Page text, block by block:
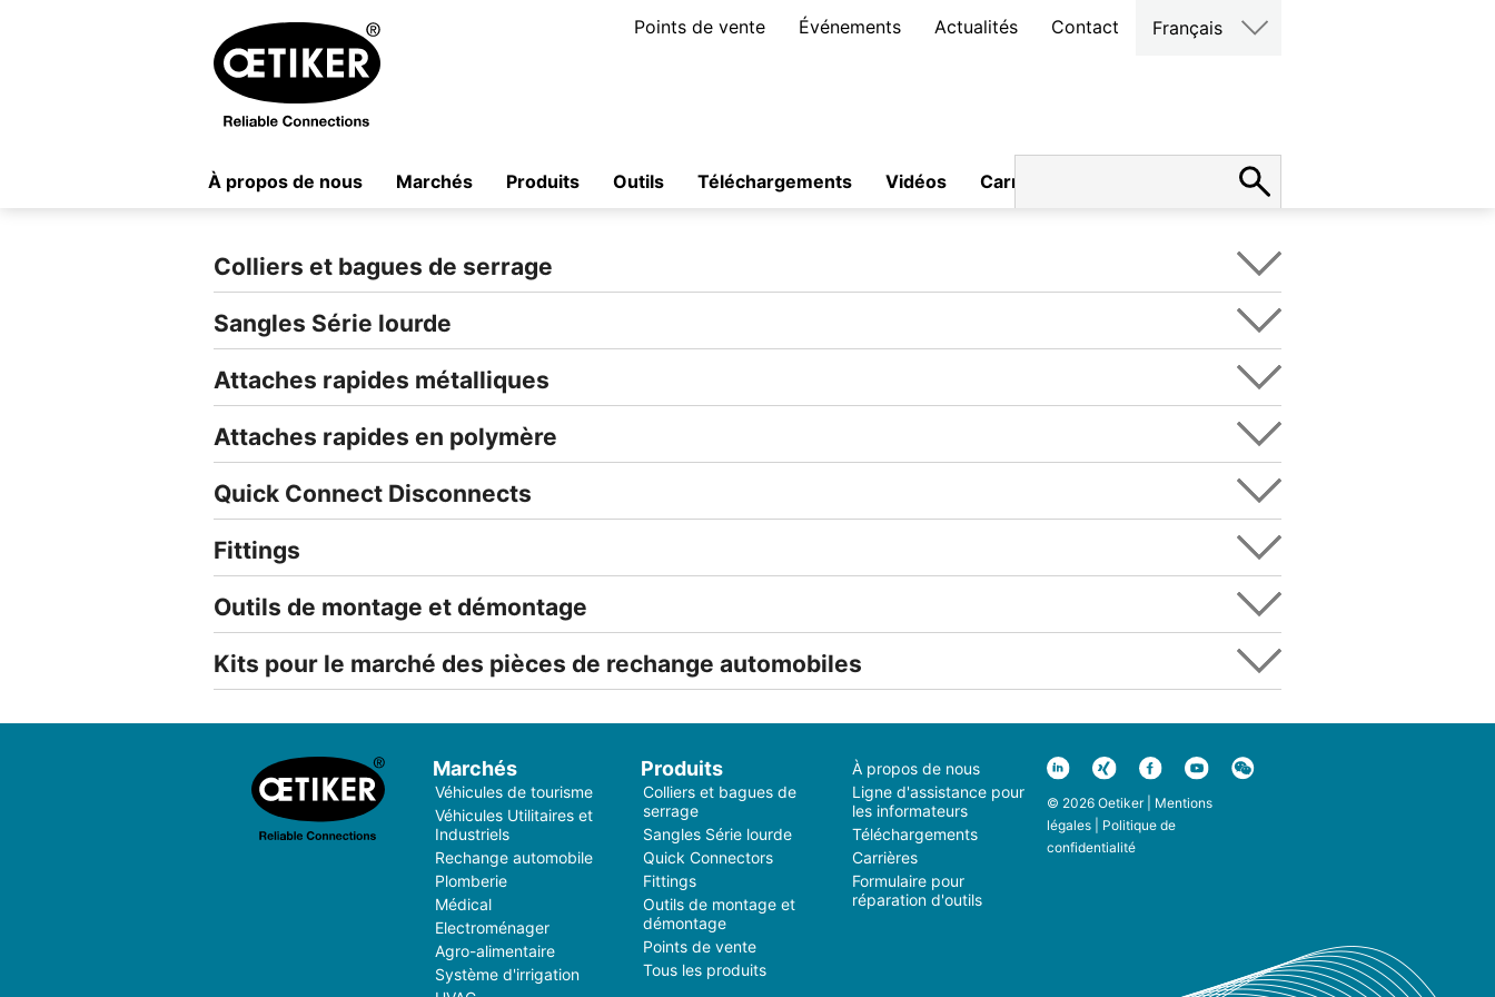
Points de vente Événements Actualités Contact Français
À propos de nous Marchés Produits Outils Téléchargements Vidéos Carrières
Colliers et bagues de serrage
Sangles Série lourde
Attaches rapides métalliques
Attaches rapides en polymère
Quick Connect Disconnects
Fittings
Outils de montage et démontage
Kits pour le marché des pièces de rechange automobiles
Marchés
Véhicules de tourisme
Véhicules Utilitaires et
Industriels
Rechange automobile
Plomberie
Médical
Electroménager
Agro-alimentaire
Système d'irrigation
Produits
Colliers et bagues de
serrage
Sangles Série lourde
Quick Connectors
Fittings
Outils de montage et
démontage
Points de vente
Tous les produits
À propos de nous
Ligne d'assistance pour
les informateurs
Téléchargements
Carrières
Formulaire pour
réparation d'outils
© 2026 Oetiker | Mentions
légales| Politique de
confidentialité